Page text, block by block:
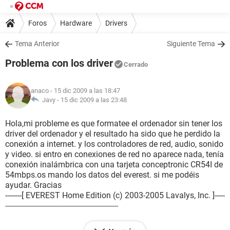
Foros Hardware Drivers
Tema Anterior Siguiente Tema
Problema con los driver Cerrado
anaco - 15 dic 2009 a las 18:47
Javy - 15 dic 2009 a las 23:48
Hola,mi probleme es que formatee el ordenador sin tener los
driver del ordenador y el resultado ha sido que he perdido la
conexión a internet. y los controladores de red, audio, sonido
y video. si entro en conexiones de red no aparece nada, tenía
conexión inalámbrica con una tarjeta conceptronic CR54I de
54mbps.os mando los datos del everest. si me podéis
ayudar. Gracias
--------[ EVEREST Home Edition (c) 2003-2005 Lavalys, Inc. ]-----
-------------------------------------------------------
Versión EVEREST v2.20.405/es